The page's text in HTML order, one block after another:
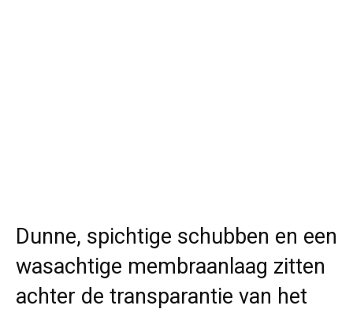
Dunne, spichtige schubben en een
wasachtige membraanlaag zitten
achter de transparantie van het